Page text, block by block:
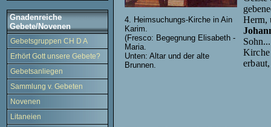
Gnadenreiche
Gebete/Novenen
Gebetsgruppen CH D A
Erhört Gott unsere Gebete?
Gebetsanliegen
Sammlung v. Gebeten
Novenen
Litaneien
4. Heimsuchungs-Kirche in Ain
Karim.
(Fresco: Begegnung Elisabeth -
Maria.
Unten: Altar und der alte
Brunnen.
Herrn,
Kirche